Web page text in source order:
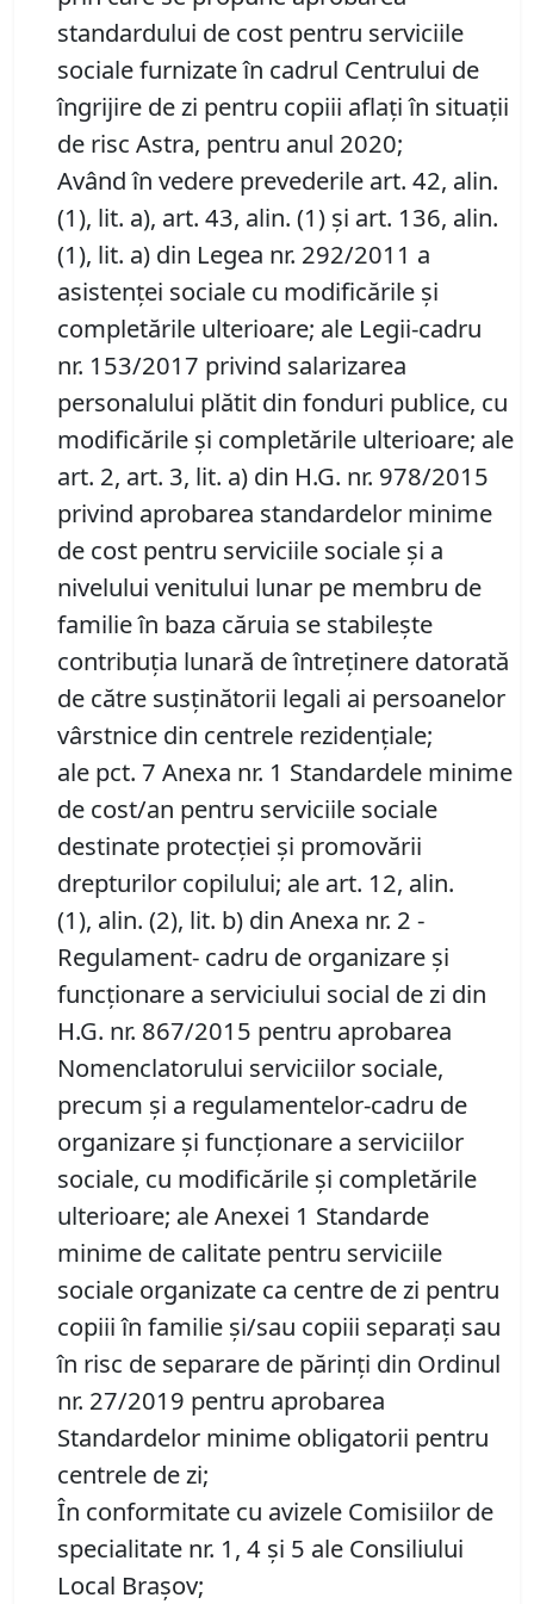
standardului de cost pentru serviciile
sociale furnizate în cadrul Centrului de
îngrijire de zi pentru copiii aflaţi în situaţii
de risc Astra, pentru anul 2020;
Având în vedere prevederile art. 42, alin.
(1), lit. a), art. 43, alin. (1) şi art. 136, alin.
(1), lit. a) din Legea nr. 292/2011 a
asistenţei sociale cu modificările și
completările ulterioare; ale Legii-cadru
nr. 153/2017 privind salarizarea
personalului plătit din fonduri publice, cu
modificările și completările ulterioare; ale
art. 2, art. 3, lit. a) din H.G. nr. 978/2015
privind aprobarea standardelor minime
de cost pentru serviciile sociale şi a
nivelului venitului lunar pe membru de
familie în baza căruia se stabileşte
contribuţia lunară de întreţinere datorată
de către susţinătorii legali ai persoanelor
vârstnice din centrele rezidenţiale;
ale pct. 7 Anexa nr. 1 Standardele minime
de cost/an pentru serviciile sociale
destinate protecției și promovării
drepturilor copilului; ale art. 12, alin.
(1), alin. (2), lit. b) din Anexa nr. 2 -
Regulament- cadru de organizare și
funcționare a serviciului social de zi din
H.G. nr. 867/2015 pentru aprobarea
Nomenclatorului serviciilor sociale,
precum şi a regulamentelor-cadru de
organizare şi funcţionare a serviciilor
sociale, cu modificările și completările
ulterioare; ale Anexei 1 Standarde
minime de calitate pentru serviciile
sociale organizate ca centre de zi pentru
copiii în familie şi/sau copiii separaţi sau
în risc de separare de părinţi din Ordinul
nr. 27/2019 pentru aprobarea
Standardelor minime obligatorii pentru
centrele de zi;
În conformitate cu avizele Comisiilor de
specialitate nr. 1, 4 și 5 ale Consiliului
Local Brașov;